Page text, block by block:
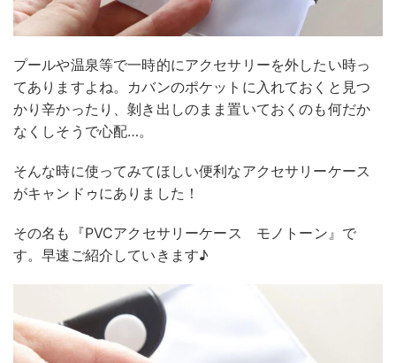
プールや温泉等で一時的にアクセサリーを外したい時っ
てありますよね。カバンのポケットに入れておくと見つ
かり辛かったり、剝き出しのまま置いておくのも何だか
なくしそうで心配…。
そんな時に使ってみてほしい便利なアクセサリーケース
がキャンドゥにありました！
その名も『PVCアクセサリーケース モノトーン』で
す。早速ご紹介していきます♪